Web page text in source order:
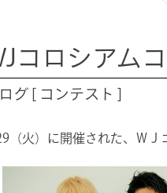
コロシアム
グ [ コンテスト ]
（火）に開催された、 ＷＪ